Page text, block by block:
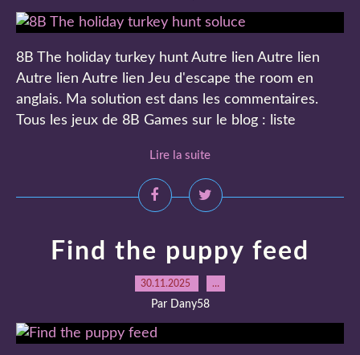
8B The holiday turkey hunt Autre lien Autre lien
Autre lien Autre lien Jeu d'escape the room en
anglais. Ma solution est dans les commentaires.
Tous les jeux de 8B Games sur le blog : liste
Lire la suite
Find the puppy feed
30.11.2025 …
Par Dany58